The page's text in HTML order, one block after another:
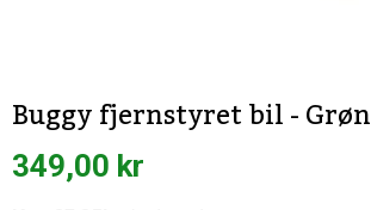
Buggy fjernstyret bil - Grøn
349,00 kr